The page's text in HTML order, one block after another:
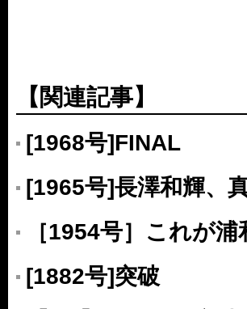
【関連記事】
[1968号]FINAL
[1965号]長澤和輝、
［1954号］これが
[1882号]突破